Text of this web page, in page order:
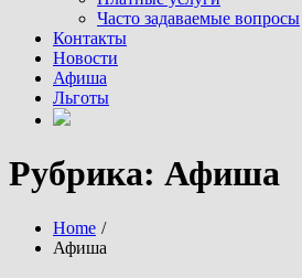
Часто задаваемые вопросы
Контакты
Новости
Афиша
Льготы
Рубрика: Афиша
Home
Афиша